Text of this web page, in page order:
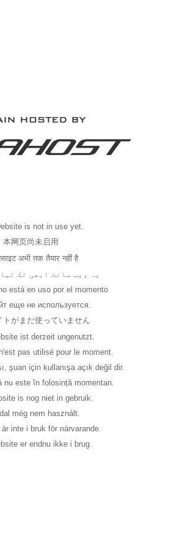
is not in use yet.
本网页尚未启用
अभी तक तैयार नहीं है
یہ ویب سائٹ ابھی تک
está en uso por el momento
еще не используется.
トがまだ使っていません
ist derzeit ungenutzt.
pas utilisé pour le moment.
şuan için kullanışa açık değil dir.
nu este în folosință momentan.
is nog niet in gebruik.
még nem használt.
är inte i bruk för närvarande.
er endnu ikke i brug.